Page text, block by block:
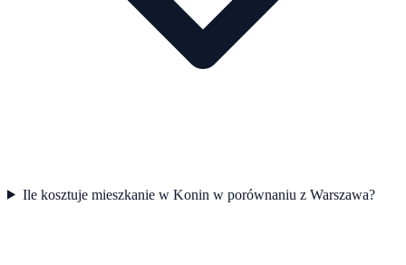
Ile kosztuje mieszkanie w Konin w porównaniu z Warszawa?